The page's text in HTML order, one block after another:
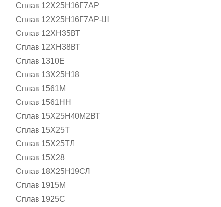
Сплав 12Х25Н16Г7АР
Сплав 12Х25Н16Г7АР-Ш
Сплав 12ХН35ВТ
Сплав 12ХН38ВТ
Сплав 1310Е
Сплав 13Х25Н18
Сплав 1561М
Сплав 1561НН
Сплав 15Х25Н40М2ВТ
Сплав 15Х25Т
Сплав 15Х25ТЛ
Сплав 15Х28
Сплав 18Х25Н19СЛ
Сплав 1915М
Сплав 1925С